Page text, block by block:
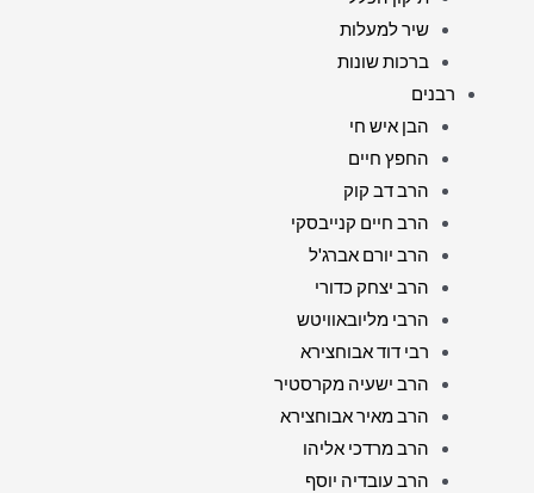
שיר למעלות
ברכות שונות
רבנים
הבן איש חי
החפץ חיים
הרב דב קוק
הרב חיים קנייבסקי
הרב יורם אברג'ל
הרב יצחק כדורי
הרבי מליובאוויטש
רבי דוד אבוחצירא
הרב ישעיה מקרסטיר
הרב מאיר אבוחצירא
הרב מרדכי אליהו
הרב עובדיה יוסף